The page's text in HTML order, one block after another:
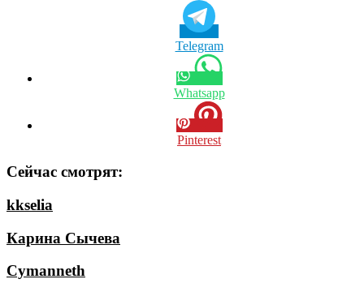
Telegram
Whatsapp
Pinterest
Сейчас смотрят:
kkselia
Карина Сычева
Cymanneth